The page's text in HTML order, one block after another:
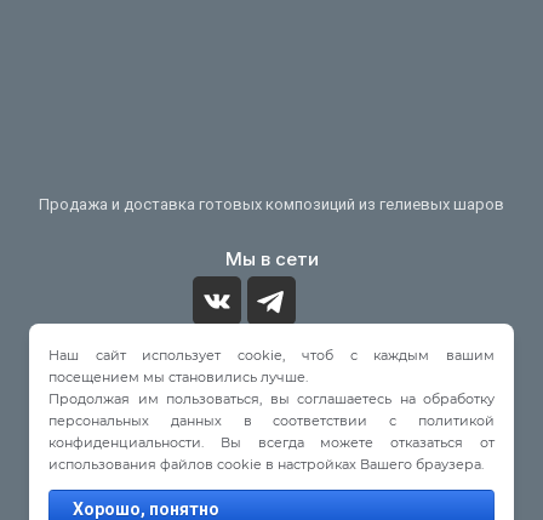
Продажа и доставка готовых композиций из гелиевых шаров
Мы в сети
Принимаем к оплате
© 2022 - 2026
Наш сайт использует cookie, чтоб с каждым вашим
посещением мы становились лучше.
Продолжая им пользоваться, вы соглашаетесь на обработку
персональных данных в соответствии с политикой
конфиденциальности. Вы всегда можете отказаться от
использования файлов cookie в настройках Вашего браузера.
Хорошо, понятно